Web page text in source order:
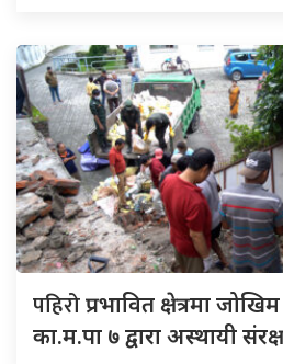
पहिरोप्रभावित क्षेत्रमा
का.म.पा ७ द्वारा अस्थायी